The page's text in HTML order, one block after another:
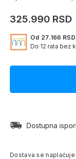
325.990 RSD
Od 27.166
Do 12 rata bez
Dostupna
Dostava se